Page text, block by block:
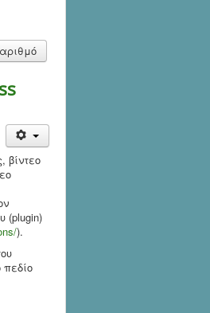
βίντεο
(plugin)
).